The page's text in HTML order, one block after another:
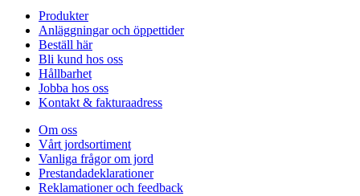
Produkter
Anläggningar och öppettider
Beställ här
Bli kund hos oss
Hållbarhet
Jobba hos oss
Kontakt & fakturaadress
Om oss
Vårt jordsortiment
Vanliga frågor om jord
Prestanda­deklarationer
Reklamationer och feedback